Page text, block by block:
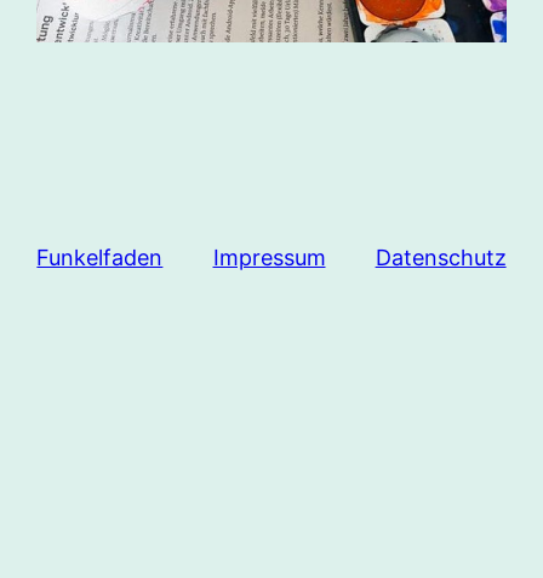
Funkelfaden Impressum Datenschutz